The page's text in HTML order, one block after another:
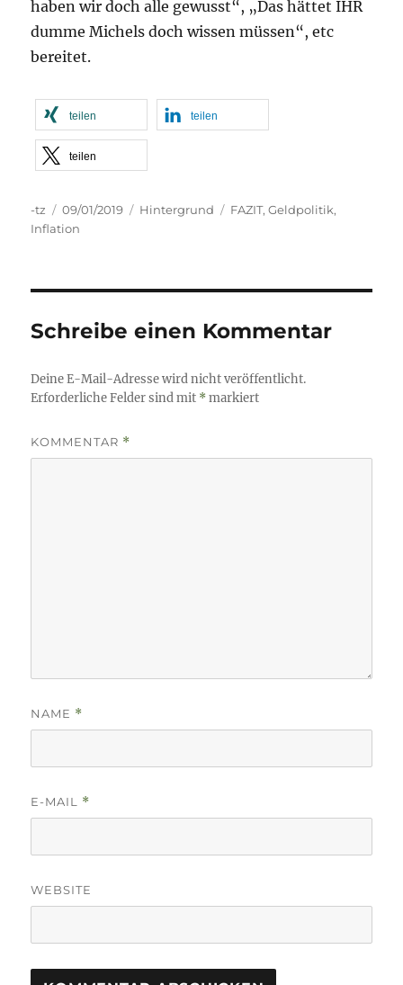
haben wir doch alle gewusst“, „Das hättet IHR
dumme Michels doch wissen müssen“, etc
bereitet.
teilen teilen
teilen
Autor
-tz
Veröffentlicht
am
09/01/2019 Kategorien
Hintergrund Schlagwörter
FAZIT,Geldpolitik,
Inflation
Schreibe einen Kommentar
Deine E-Mail-Adresse wird nicht veröffentlicht.
Erforderliche Felder sind mit *markiert
KOMMENTAR *
NAME *
E-MAIL *
WEBSITE